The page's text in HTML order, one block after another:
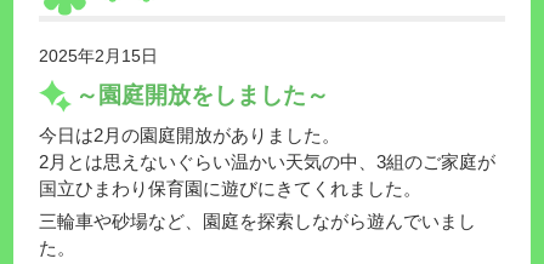
2025年2月15日
～園庭開放をしました～
今日は2月の園庭開放がありました。
2月とは思えないぐらい温かい天気の中、3組のご家庭が
国立ひまわり保育園に遊びにきてくれました。
三輪車や砂場など、園庭を探索しながら遊んでいまし
た。